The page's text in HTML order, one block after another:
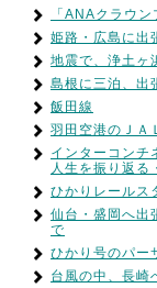
「ANAクラウ
姫路・広島に出
地震で、浄土ヶ
島根に三泊、出
飯田線
羽田空港のＪＡ
インターコンチ
人生を振り返る
ひかりレールス
仙台・盛岡へ出
で
ひかり号のパー
台風の中、長崎